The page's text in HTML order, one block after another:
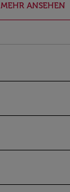
MEHR ANSEHEN